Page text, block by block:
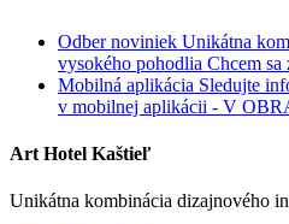
Odber noviniek Unikátna
vysokého pohodlia Chcem sa
Mobilná aplikácia Sledujte
v mobilnej aplikácii - V
Art Hotel Kaštieľ
Unikátna kombinácia dizajnového